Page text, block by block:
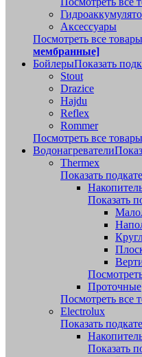
Аксессуары
Посмотреть все товары
мембранные]
БойлерыПоказать
Stout
Drazice
Hajdu
Reflex
Rommer
Посмотреть все товары
Водонагреватели
Thermex
Показать
Показать
Проточные
Посмотреть все
Electrolux
Показать
Показать